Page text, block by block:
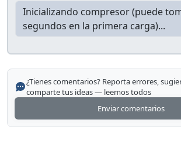
¿Tienes comentarios? Reporta errores,
comparte tus ideas — leemos todos
Enviar comentarios